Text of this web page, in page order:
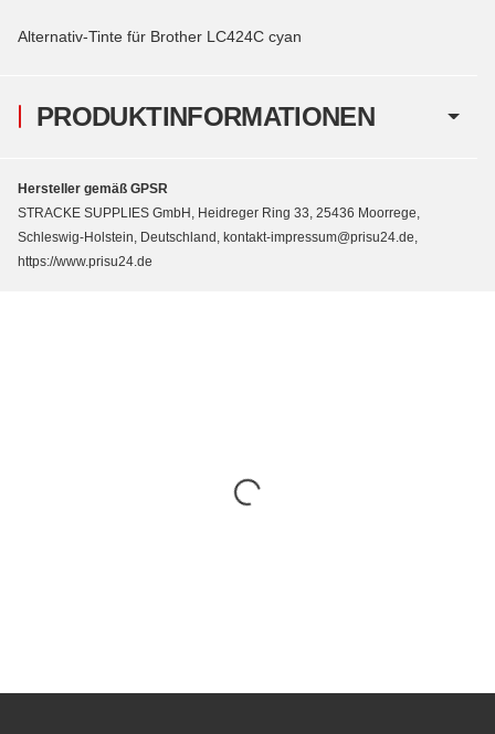
PRODUKTINFORMATIONEN
Alternativ-Tinte für Brother LC424C cyan
Hersteller gemäß GPSR
STRACKE SUPPLIES GmbH, Heidreger Ring 33, 25436 Moorrege,
Schleswig-Holstein, Deutschland, kontakt-impressum@prisu24.de,
https://www.prisu24.de